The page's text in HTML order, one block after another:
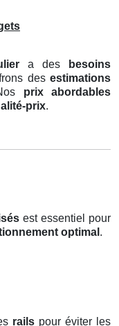
a des
besoins
des estimations
prix abordables
prix.
est essentiel pour
optimal .
rails pour éviter les